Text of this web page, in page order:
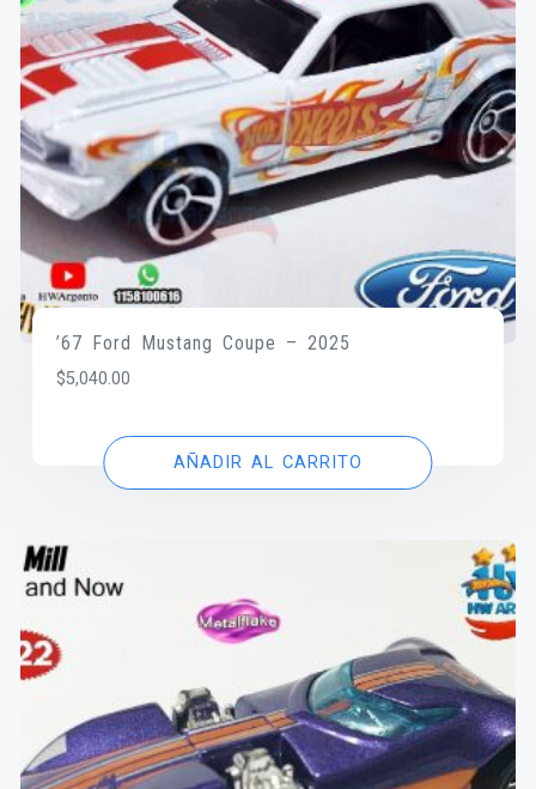
’67 Ford Mustang Coupe – 2025
$5,040.00
AÑADIR AL CARRITO